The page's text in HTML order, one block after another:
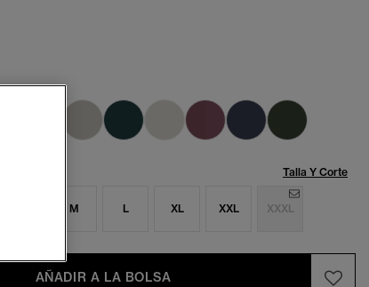
seleccionado
Talla Y Corte
M L XL XXL XXXL
AÑADIR A LA BOLSA